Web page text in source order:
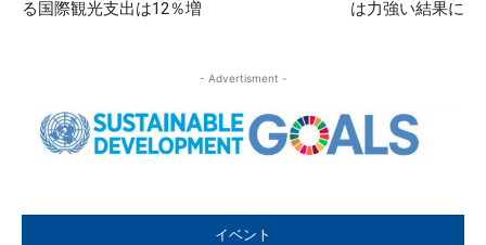
る国際観光支出は12％増
は力強い結果に
- Advertisment -
イベント